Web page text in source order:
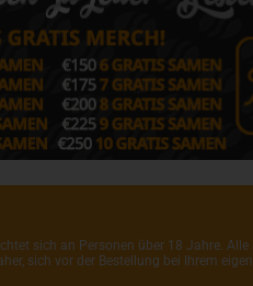
sich an Personen über 18 Jahre.
sich vor der Bestellung bei Ihrem